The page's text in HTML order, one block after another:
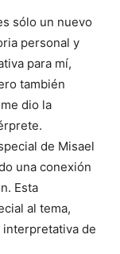
sólo un nuevo
personal y
para mí,
también
dio la
de Misael
una conexión
Esta
al tema,
de